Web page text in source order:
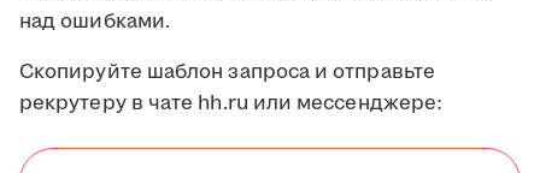
над ошибками.
Скопируйте шаблон запроса и отправьте
рекрутеру в чате hh.ru или мессенджере: